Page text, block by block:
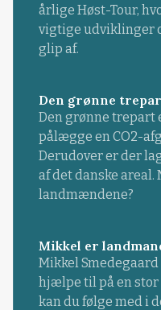
årlige Høst-Tour,
vigtige udviklinger
glip af.
Den grønne
Den grønne trepart
pålægge en CO2-
Derudover er der
af det danske areal.
landmændene?
Mikkel er
Mikkel
hjælpe til på en stor
kan du følge med i